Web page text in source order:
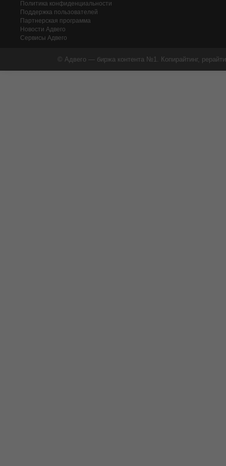
Политика конфиденциальности
Поддержка пользователей
Партнерская программа
Новости Адвего
Сервисы Адвего
© Адвего — биржа контента №1. Копирайтинг,